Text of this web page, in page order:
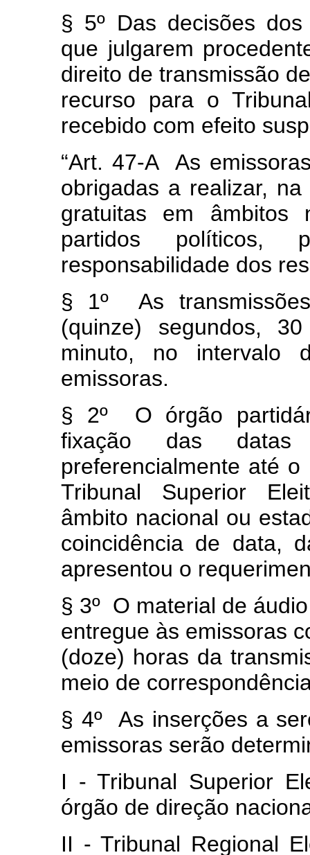
§ 5º Das decisões
que julgarem
direito de transmissão
recurso para o
recebido com efeito
“Art. 47-A As
obrigadas a realizar,
gratuitas em âmbitos
partidos
responsabilidade dos
§ 1º As
(quinze) segundos,
minuto, no intervalo
emissoras.
§ 2º O órgão
fixação das
preferencialmente até
Tribunal Superior
âmbito nacional ou
coincidência de data,
apresentou o
§ 3º O material de
entregue às emissoras
(doze) horas da
meio de
§ 4º As inserções a
emissoras serão
I - Tribunal Superior
órgão de direção
II - Tribunal Regional